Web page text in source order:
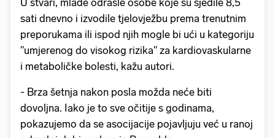
U stvari, mlade odrasle osobe koje su sjedile 8,5
sati dnevno i izvodile tjelovježbu prema trenutnim
preporukama ili ispod njih mogle bi ući u kategoriju
"umjerenog do visokog rizika" za kardiovaskularne
i metaboličke bolesti, kažu autori.
- Brza šetnja nakon posla možda neće biti
dovoljna. Iako je to sve očitije s godinama,
pokazujemo da se asocijacije pojavljuju već u ranoj